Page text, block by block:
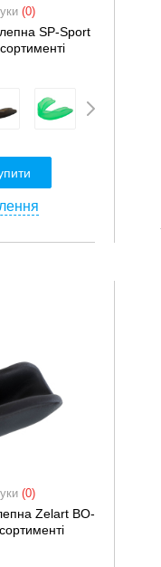
(0)
SP-Sport
(0)
Zelart BO-